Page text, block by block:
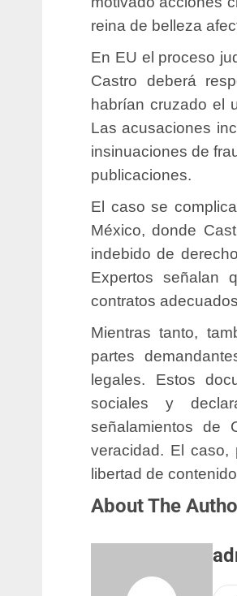
reina de belleza
En EU el proceso
Castro deberá
habrían cruzado el
Las acusaciones
insinuaciones de
publicaciones.
El caso se
México, donde
indebido de
Expertos señalan
contratos
Mientras tanto,
partes
legales. Estos
sociales y
señalamientos de
veracidad. El caso,
libertad de
About The